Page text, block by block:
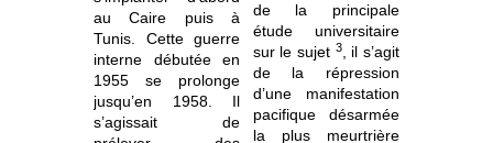
au Caire puis à
Tunis. Cette guerre
interne débutée en
1955 se prolonge
jusqu’en 1958. Il
s’agissait de
de la principale
étude universitaire
sur le sujet 3, il s’agit
de la répression
d’une manifestation
pacifique désarmée
la plus meurtrière